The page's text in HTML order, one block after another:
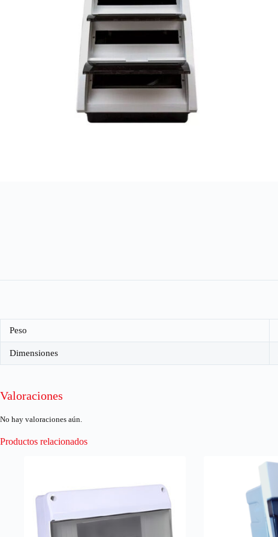
Peso
Dimensiones
Valoraciones
No hay valoraciones aún.
Productos relacionados